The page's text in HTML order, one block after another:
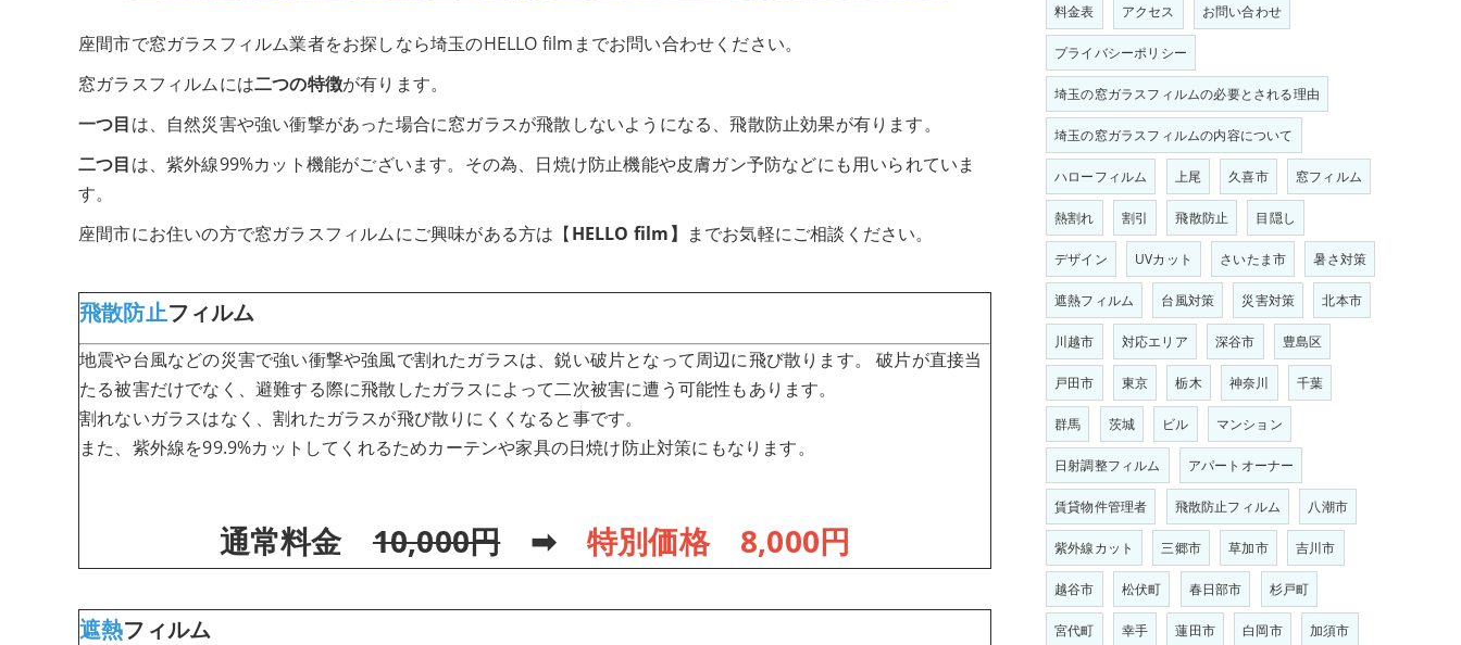
座間市で窓ガラスフィルム業者をお探しなら埼玉のHELLO filmまでお問い合わせください。
窓ガラスフィルムには二つの特徴が有ります。
一つ目は、自然災害や強い衝撃があった場合に窓ガラスが飛散しないようになる、飛散防止効果が有ります。
二つ目は、紫外線99%カット機能がございます。その為、日焼け防止機能や皮膚ガン予防などにも用いられていま
す。
座間市にお住いの方で窓ガラスフィルムにご興味がある方は【HELLO film】 までお気軽にご相談ください。
飛散防止フィルム
地震や台風などの災害で強い衝撃や強風で割れたガラスは、鋭い破片となって周辺に飛び散ります。 破片が直接当
たる被害だけでなく、避難する際に飛散したガラスによって二次被害に遭う可能性もあります。
割れないガラスはなく、割れたガラスが飛び散りにくくなると事です。
また、紫外線を99.9%カットしてくれるためカーテンや家具の日焼け防止対策にもなります。
通常料金 10,000円➡ 特別価格 8,000円
遮熱フィルム
料金表 アクセス お問い合わせ
プライバシーポリシー
埼玉の窓ガラスフィルムの必要とされる理由
埼玉の窓ガラスフィルムの内容について
ハローフィルム 上尾 久喜市 窓フィルム
熱割れ 割引 飛散防止 目隠し
デザイン UVカット さいたま市 暑さ対策
遮熱フィルム 台風対策 災害対策 北本市
川越市 対応エリア 深谷市 豊島区
戸田市 東京 栃木 神奈川 千葉
群馬 茨城 ビル マンション
日射調整フィルム アパートオーナー
賃貸物件管理者 飛散防止フィルム 八潮市
紫外線カット 三郷市 草加市 吉川市
越谷市 松伏町 春日部市 杉戸町
宮代町 幸手 蓮田市 白岡市 加須市